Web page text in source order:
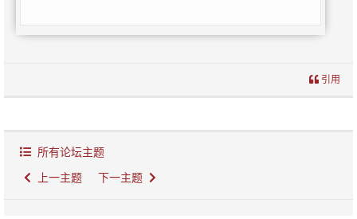
引用
所有论坛主题
上一主题 下一主题